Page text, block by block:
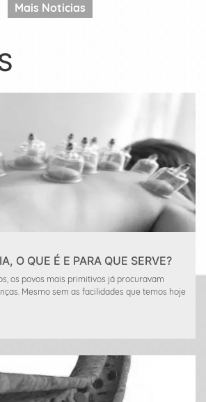
Mais Noticias
O QUE É E PARA QUE SERVE?
os povos mais primitivos já procuravam
Mesmo sem as facilidades que temos hoje